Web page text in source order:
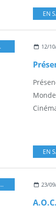
EN
CINÉMA,
12/
EN
, PRIX,
23/